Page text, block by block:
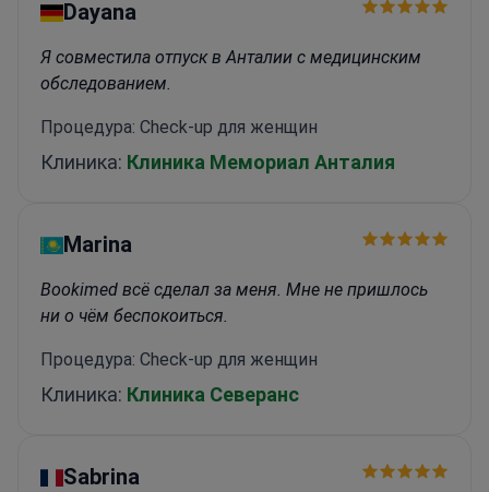
Dayana
Я совместила отпуск в Анталии с медицинским
обследованием.
Процедура: Check-up для женщин
Клиника: Клиника Мемориал Анталия
Marina
Bookimed всё сделал за меня. Мне не пришлось
ни о чём беспокоиться.
Процедура: Check-up для женщин
Клиника: Клиника Северанс
Sabrina